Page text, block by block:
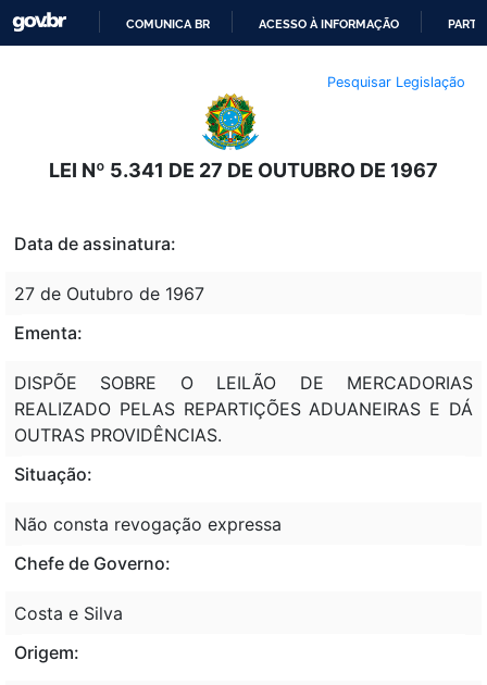
O
CONTEÚDO
COMUNICA BR ACESSO À INFORMAÇÃO
Pesquisar Legislação
LEI Nº 5.341 DE 27 DE OUTUBRO DE 1967
Data de assinatura:
27 de Outubro de 1967
Ementa:
DISPÕE SOBRE O LEILÃO DE MERCADORIAS
REALIZADO PELAS REPARTIÇÕES ADUANEIRAS E DÁ
OUTRAS PROVIDÊNCIAS.
Situação:
Não consta revogação expressa
Chefe de Governo:
Costa e Silva
Origem: